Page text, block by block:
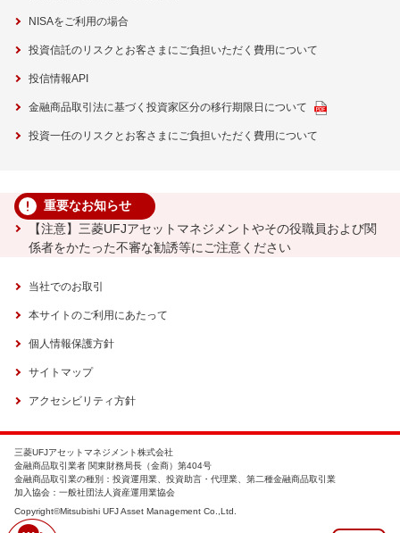
NISAをご利用の場合
投資信託のリスクとお客さまにご負担いただく費用について
投信情報API
金融商品取引法に基づく投資家区分の移行期限日について
投資一任のリスクとお客さまにご負担いただく費用について
重要なお知らせ
【注意】三菱UFJアセットマネジメントやその役職員および関
係者をかたった不審な勧誘等にご注意ください
当社でのお取引
本サイトのご利用にあたって
個人情報保護方針
サイトマップ
アクセシビリティ方針
三菱UFJアセットマネジメント株式会社
金融商品取引業者 関東財務局長（金商）第404号
金融商品取引業の種別：投資運用業、投資助言・代理業、第二種金融商品取引業
加入協会：一般社団法人資産運用業協会
Copyright©Mitsubishi UFJ Asset Management Co.,Ltd.